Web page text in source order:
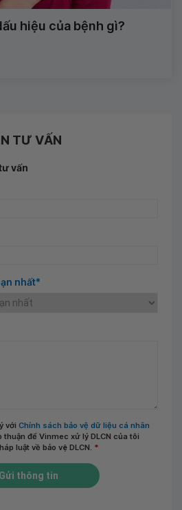
hiệu của bệnh gì?
TƯ VẤN
vấn
nhất*
với Chính sách bảo vệ dữ liệu cá nhân
thuận để Vinmec xử lý DLCN của tôi
luật về bảo vệ DLCN. *
Gửi thông tin